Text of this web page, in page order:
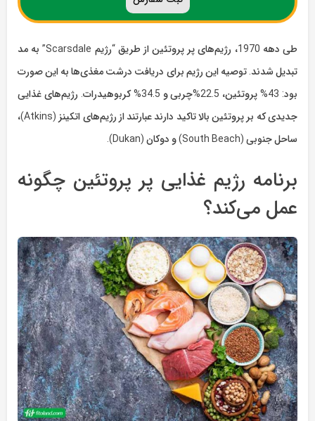
طی دهه 1970،‌ رژیم‌های پر پروتئین از طریق “رژیم Scarsdale” به مد
تبدیل شدند. توصیه ‌این رژیم برای دریافت درشت مغذی‌ها به این صورت
بود: 43% پروتئین، 22.5%‌چربی و 34.5% کربوهیدرات. رژیم‌های غذایی
جدیدی که بر پروتئین بالا تاکید دارند عبارتند از رژیم‌های اتکینز (Atkins)،‌
ساحل جنوبی (South Beach) و دوکان (Dukan).
برنامه رژیم غذایی پر پروتئین چگونه
عمل می‌کند؟